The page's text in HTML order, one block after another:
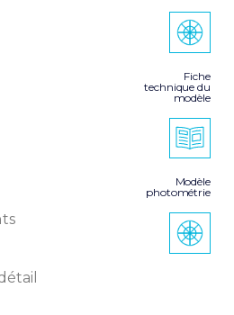
Fiche
technique du
modèle
Modèle
photométrie